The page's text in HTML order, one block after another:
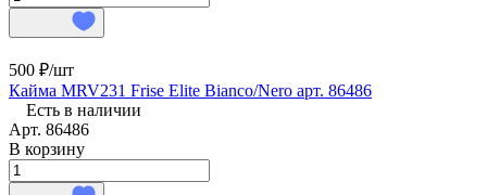
500 ₽/шт
Кайма MRV231 Frise Elite Bianco/Nero арт. 86486
Есть в наличии
Арт. 86486
В корзину